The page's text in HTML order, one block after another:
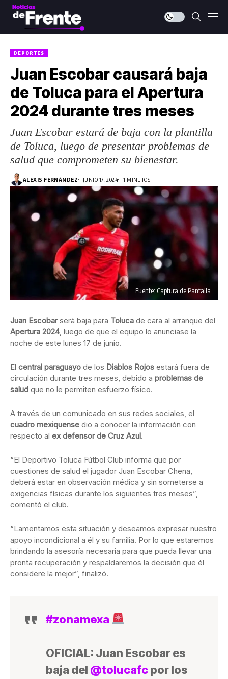
DEPORTES
Juan Escobar causará baja
de Toluca para el Apertura
2024 durante tres meses
Juan Escobar estará de baja con la plantilla
de Toluca, luego de presentar problemas de
salud que comprometen su bienestar.
ALEXIS FERNÁNDEZ JUNIO 17, 2024 1 MINUTOS
Fuente: Captura de Pantalla
Juan Escobarserá baja para Toluca de cara al arranque del
Apertura 2024, luego de que el equipo lo anunciase la
noche de este lunes 17 de junio.
El central paraguayo de los Diablos Rojos estará fuera de
circulación durante tres meses, debido a problemas de
salud que no le permiten esfuerzo físico.
A través de un comunicado en sus redes sociales, el
cuadro mexiquense dio a conocer la información con
respecto al ex defensor de Cruz Azul.
“El Deportivo Toluca Fútbol Club informa que por
cuestiones de salud el jugador Juan Escobar Chena,
deberá estar en observación médica y sin someterse a
exigencias físicas durante los siguientes tres meses”,
comentó el club.
“Lamentamos esta situación y deseamos expresar nuestro
apoyo incondicional a él y su familia. Por lo que estaremos
brindando la asesoría necesaria para que pueda llevar una
pronta recuperación y respaldaremos la decisión que él
considere la mejor”, finalizó.
#zonamexa
OFICIAL: Juan Escobar es
baja del @tolucafcpor los